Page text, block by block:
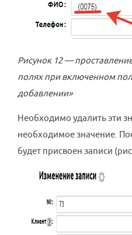
Рисунок 12 —
полях при включенном
добавлении»
Необходимо удалить эти
необходимое значение.
будет присвоен записи